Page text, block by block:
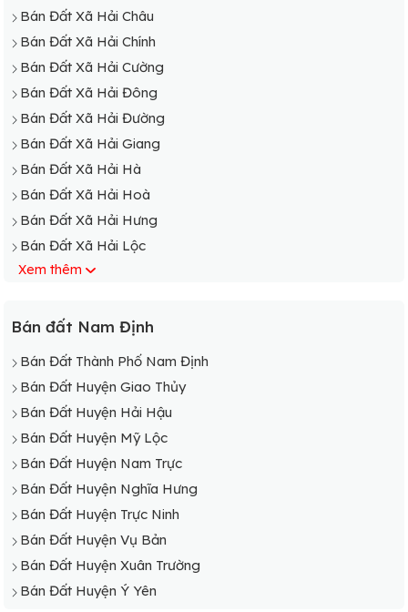
Bán Đất Xã Hải Châu
Bán Đất Xã Hải Chính
Bán Đất Xã Hải Cường
Bán Đất Xã Hải Đông
Bán Đất Xã Hải Đường
Bán Đất Xã Hải Giang
Bán Đất Xã Hải Hà
Bán Đất Xã Hải Hoà
Bán Đất Xã Hải Hưng
Bán Đất Xã Hải Lộc
Bán Đất Xã Hải Long
Bán Đất Xã Hải Minh
Bán Đất Xã Hải Ninh
Bán Đất Xã Hải Phong
Bán Đất Xã Hải Phú
Bán Đất Xã Hải Phúc
Bán Đất Xã Hải Phương
Bán Đất Xã Hải Quang
Bán Đất Xã Hải Sơn
Bán Đất Xã Hải Tân
Bán Đất Xã Hải Tây
Bán Đất Xã Hải Thanh
Xem thêm
Bán đất Nam Định
Bán Đất Thành Phố Nam Định
Bán Đất Huyện Giao Thủy
Bán Đất Huyện Hải Hậu
Bán Đất Huyện Mỹ Lộc
Bán Đất Huyện Nam Trực
Bán Đất Huyện Nghĩa Hưng
Bán Đất Huyện Trực Ninh
Bán Đất Huyện Vụ Bản
Bán Đất Huyện Xuân Trường
Bán Đất Huyện Ý Yên